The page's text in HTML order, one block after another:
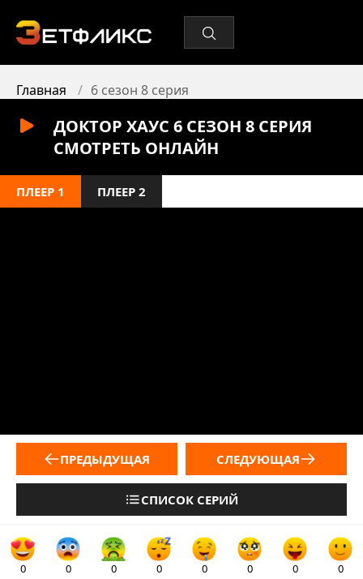
Главная 6 сезон 8 серия
ДОКТОР ХАУС 6 СЕЗОН 8 СЕРИЯ
СМОТРЕТЬ ОНЛАЙН
ПЛЕЕР 1 ПЛЕЕР 2
ПРЕДЫДУЩАЯ
СПИСОК СЕРИЙ
СЛЕДУЮЩАЯ
0 0 0 0 0 0 0 0